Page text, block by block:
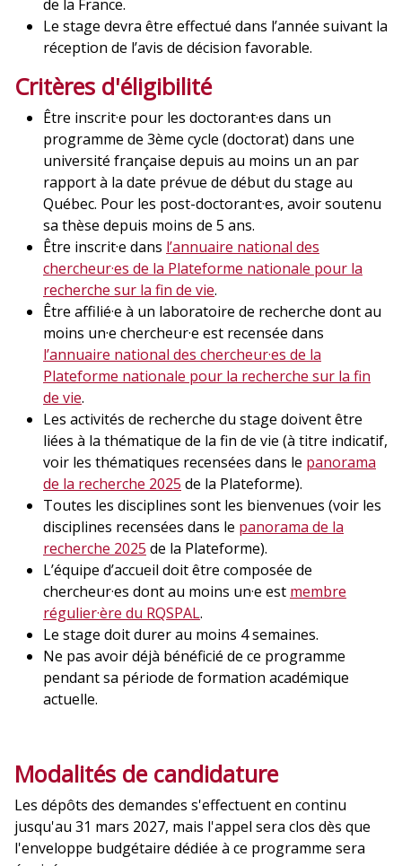
de la France.
Le stage devra être effectué dans l’année suivant la
réception de l’avis de décision favorable.
Critères d'éligibilité
Être inscrit·e pour les doctorant·es dans un
programme de 3ème cycle (doctorat) dans une
université française depuis au moins un an par
rapport à la date prévue de début du stage au
Québec. Pour les post-doctorant·es, avoir soutenu
sa thèse depuis moins de 5 ans.
Être inscrit·e dans l’annuaire national des
chercheur·es de la Plateforme nationale pour la
recherche sur la fin de vie.
Être affilié·e à un laboratoire de recherche dont au
moins un·e chercheur·e est recensée dans
l’annuaire national des chercheur·es de la
Plateforme nationale pour la recherche sur la fin
de vie.
Les activités de recherche du stage doivent être
liées à la thématique de la fin de vie (à titre indicatif,
voir les thématiques recensées dans le panorama
de la recherche 2025 de la Plateforme).
Toutes les disciplines sont les bienvenues (voir les
disciplines recensées dans le panorama de la
recherche 2025 de la Plateforme).
L’équipe d’accueil doit être composée de
chercheur·es dont au moins un·e est membre
régulier·ère du RQSPAL.
Le stage doit durer au moins 4 semaines.
Ne pas avoir déjà bénéficié de ce programme
pendant sa période de formation académique
actuelle.
Modalités de candidature
Les dépôts des demandes s'effectuent en continu
jusqu'au 31 mars 2027, mais l'appel sera clos dès que
l'enveloppe budgétaire dédiée à ce programme sera